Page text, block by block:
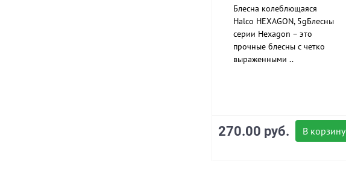
Блесна колеблющаяся
Halco HEXAGON, 5gБлесны
серии Hexagon – это
прочные блесны с четко
выраженными ..
В корзину
270.00 руб.